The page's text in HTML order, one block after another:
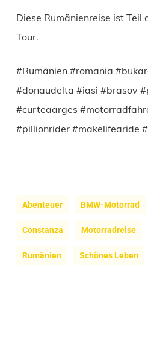
Diese Rumänienreise ist Teil
Tour.
#Rumänien #romania
#donaudelta #iasi #brasov
#curteaarges
#pillionrider #makelifearide
Abenteuer BMW-Motorrad
Constanza Motorradreise
Rumänien Schönes Leben